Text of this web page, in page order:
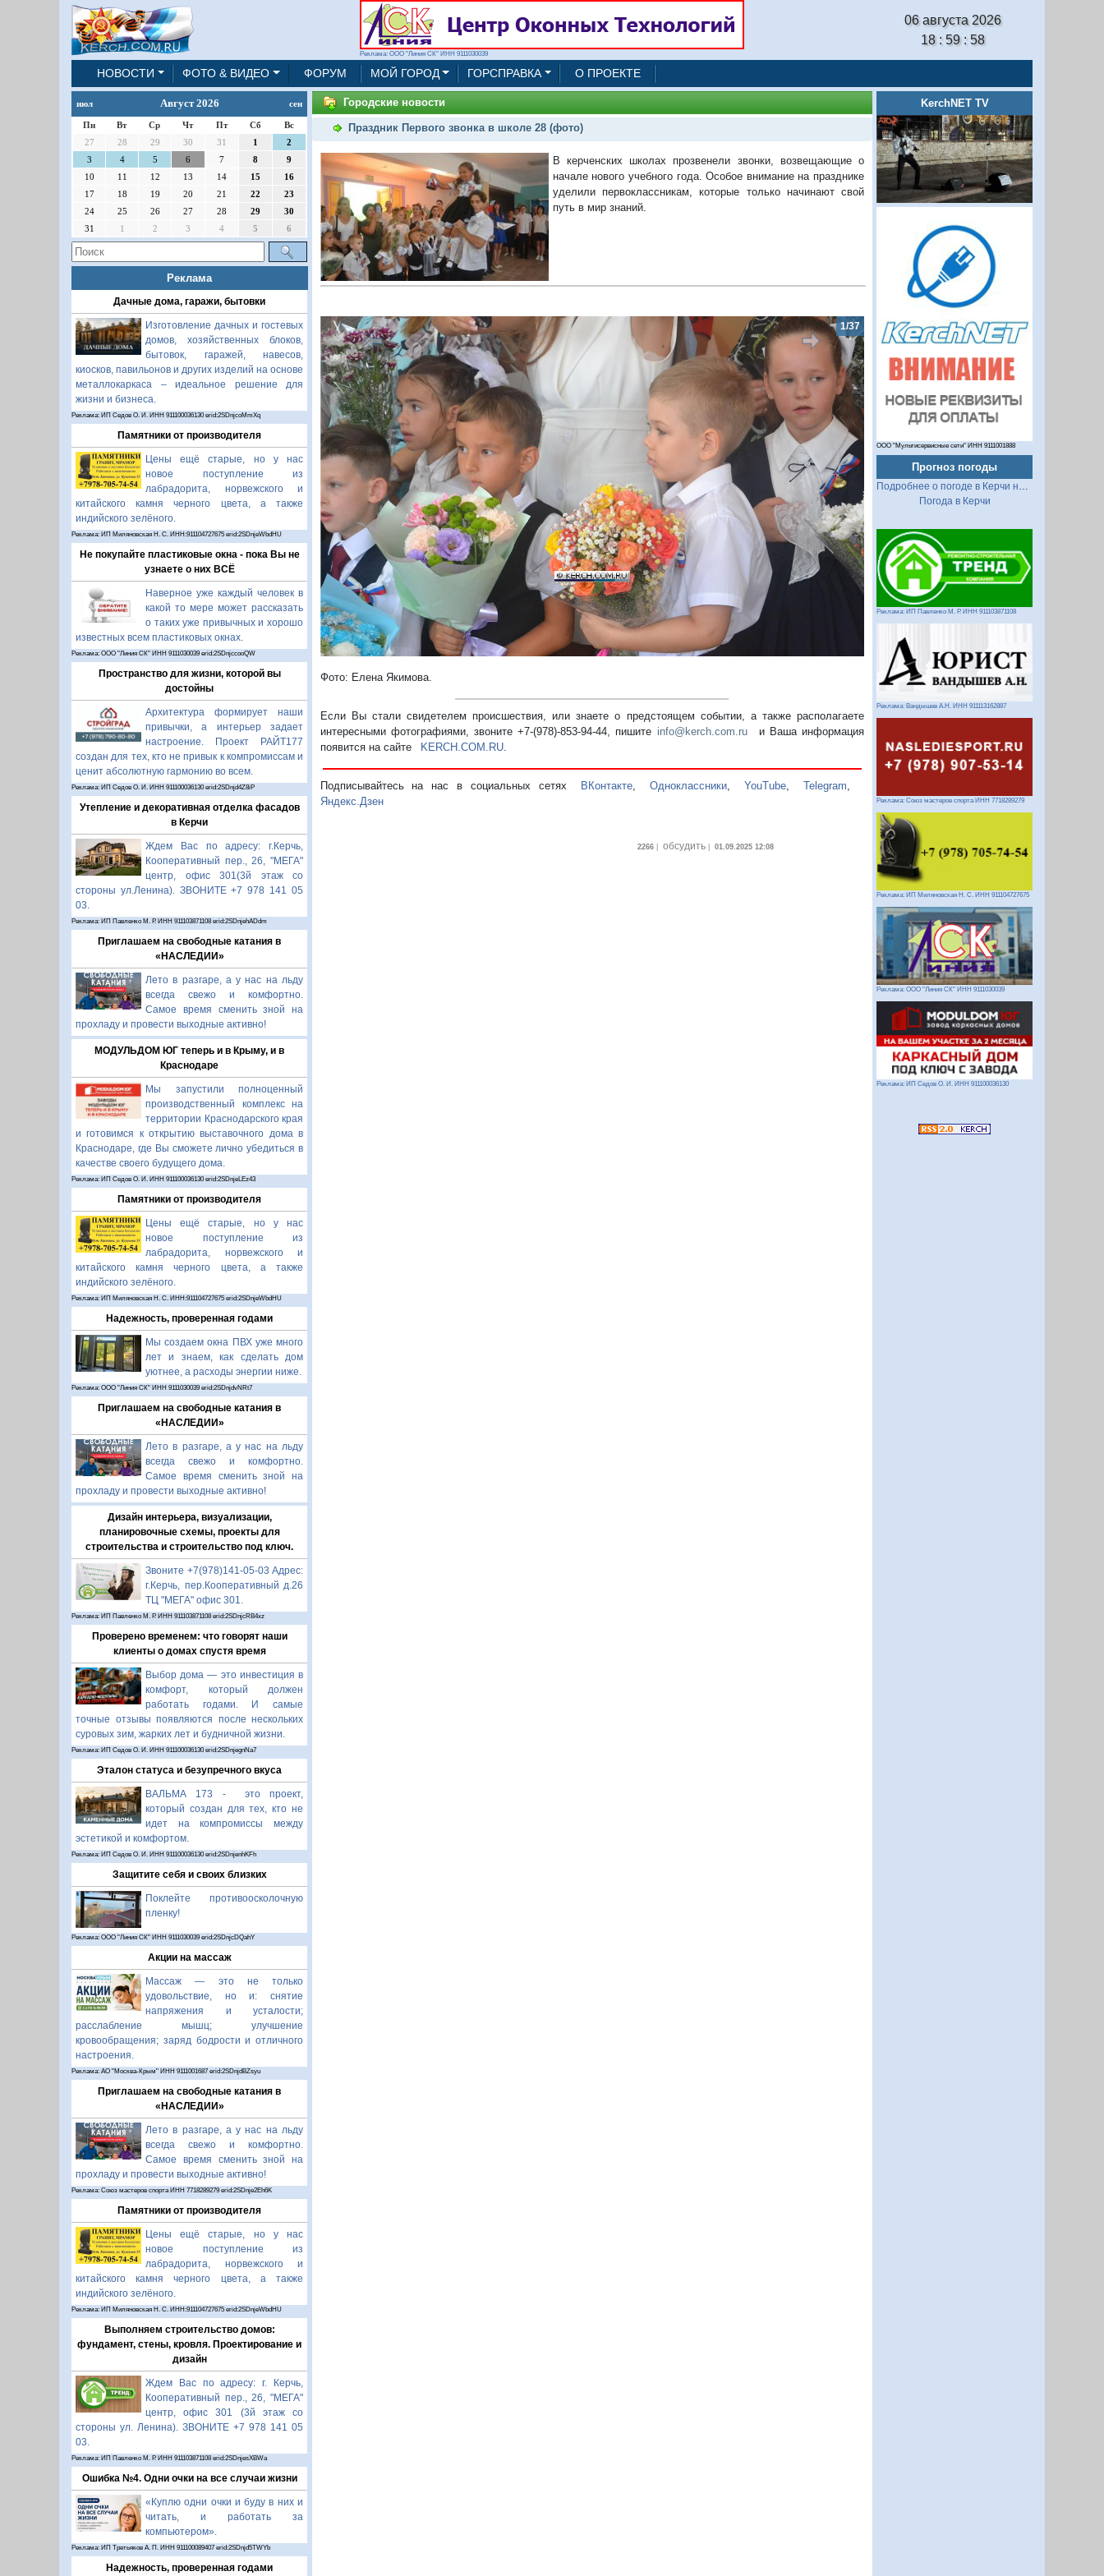
Реклама: ООО "Линия СК" ИНН 9111030039
06 августа 2026
18 : 59 : 59
НОВОСТИ ФОТО & ВИДЕО ФОРУМ МОЙ ГОРОД ГОРСПРАВКА О ПРОЕКТЕ
июл Август 2026 сен
Пн Вт Ср Чт Пт Сб
Вс
27
28 29 30 31 1
2
3
4 5 6 7 8
9
10
11 12 13 14 15
16
17
18 19 20 21 22
23
24
25 26 27 28 29
30
31
1 2 3 4 5 6
Реклама
Дачные дома, гаражи, бытовки
Изготовление дачных и гостевых
домов, хозяйственных блоков,
бытовок, гаражей, навесов,
киосков, павильонов и других изделий на основе
металлокаркаса – идеальное решение для
жизни и бизнеса.
Реклама: ИП Седов О. И. ИНН 911100036130 erid:2SDnjcoMmXq
Памятники от производителя
Цены ещё старые, но у нас
новое поступление из
лабрадорита, норвежского и
китайского камня черного цвета, а также
индийского зелёного.
Реклама: ИП Миляновская Н. С. ИНН:911104727675 erid:2SDnjeWbdHU
Не покупайте пластиковые окна - пока Вы не
узнаете о них ВСЁ
Наверное уже каждый человек в
какой то мере может рассказать
о таких уже привычных и хорошо
известных всем пластиковых окнах.
Реклама: ООО "Линия СК" ИНН 9111030039 erid:2SDnjccooQW
Пространство для жизни, которой вы
достойны
Архитектура формирует наши
привычки, а интерьер задает
настроение. Проект РАЙТ177
создан для тех, кто не привык к компромиссам и
ценит абсолютную гармонию во всем.
Реклама: ИП Седов О. И. ИНН 911100036130 erid:2SDnjd4Z8iP
Утепление и декоративная отделка фасадов
в Керчи
Ждем Вас по адресу: г.Керчь,
Кооперативный пер., 26, "МЕГА"
центр, офис 301(3й этаж со
стороны ул.Ленина). ЗВОНИТЕ +7 978 141 05
03.
Реклама: ИП Павленко М. Р. ИНН 911103871108 erid:2SDnjehADdm
Приглашаем на свободные катания в
«НАСЛЕДИИ»
Лето в разгаре, а у нас на льду
всегда свежо и комфортно.
Самое время сменить зной на
прохладу и провести выходные активно!
МОДУЛЬДОМ ЮГ теперь и в Крыму, и в
Краснодаре
Мы запустили полноценный
производственный комплекс на
территории Краснодарского края
и готовимся к открытию выставочного дома в
Краснодаре, где Вы сможете лично убедиться в
качестве своего будущего дома.
Реклама: ИП Седов О. И. ИНН 911100036130 erid:2SDnjeLEz43
Памятники от производителя
Цены ещё старые, но у нас
новое поступление из
лабрадорита, норвежского и
китайского камня черного цвета, а также
индийского зелёного.
Реклама: ИП Миляновская Н. С. ИНН:911104727675 erid:2SDnjeWbdHU
Надежность, проверенная годами
Мы создаем окна ПВХ уже много
лет и знаем, как сделать дом
уютнее, а расходы энергии ниже.
Реклама: ООО "Линия СК" ИНН 9111030039 erid:2SDnjdvNRt7
Приглашаем на свободные катания в
«НАСЛЕДИИ»
Лето в разгаре, а у нас на льду
всегда свежо и комфортно.
Самое время сменить зной на
прохладу и провести выходные активно!
Дизайн интерьера, визуализации,
планировочные схемы, проекты для
строительства и строительство под ключ.
Звоните +7(978)141-05-03 Адрес:
г.Керчь, пер.Кооперативный д.26
ТЦ "МЕГА" офис 301.
Реклама: ИП Павленко М. Р. ИНН 911103871108 erid:2SDnjcRB4xz
Проверено временем: что говорят наши
клиенты о домах спустя время
Выбор дома — это инвестиция в
комфорт, который должен
работать годами. И самые
точные отзывы появляются после нескольких
суровых зим, жарких лет и будничной жизни.
Реклама: ИП Седов О. И. ИНН 911100036130 erid:2SDnjegnNa7
Эталон статуса и безупречного вкуса
ВАЛЬМА 173 - это проект,
который создан для тех, кто не
идет на компромиссы между
эстетикой и комфортом.
Реклама: ИП Седов О. И. ИНН 911100036130 erid:2SDnjenhKFh
Защитите себя и своих близких
Поклейте противоосколочную
пленку!
Реклама: ООО "Линия СК" ИНН 9111030039 erid:2SDnjcDQahY
Акции на массаж
Массаж — это не только
удовольствие, но и: снятие
напряжения и усталости;
расслабление мышц; улучшение
кровообращения; заряд бодрости и отличного
настроения.
Реклама: АО "Москва-Крым" ИНН 9111001687 erid:2SDnjdBZsyu
Приглашаем на свободные катания в
«НАСЛЕДИИ»
Лето в разгаре, а у нас на льду
всегда свежо и комфортно.
Самое время сменить зной на
прохладу и провести выходные активно!
Реклама: Союз мастеров спорта ИНН 7718289279 erid:2SDnje2Eh6K
Памятники от производителя
Цены ещё старые, но у нас
новое поступление из
лабрадорита, норвежского и
китайского камня черного цвета, а также
индийского зелёного.
Реклама: ИП Миляновская Н. С. ИНН:911104727675 erid:2SDnjeWbdHU
Выполняем строительство домов:
фундамент, стены, кровля. Проектирование и
дизайн
Ждем Вас по адресу: г. Керчь,
Кооперативный пер., 26, "МЕГА"
центр, офис 301 (3й этаж со
стороны ул. Ленина). ЗВОНИТЕ +7 978 141 05
03.
Реклама: ИП Павленко М. Р. ИНН 911103871108 erid:2SDnjesXBWa
Ошибка №4. Одни очки на все случаи жизни
«Куплю одни очки и буду в них и
читать, и работать за
компьютером».
Реклама: ИП Третьяков А. П. ИНН 911100089407 erid:2SDnjd5TWYb
Надежность, проверенная годами
Городские новости
Праздник Первого звонка в школе 28 (фото)
В керченских школах прозвенели звонки, возвещающие о
начале нового учебного года. Особое внимание на празднике
уделили первоклассникам, которые только начинают свой
путь в мир знаний.
1/37
Предыдущий Следующий
Фото: Елена Якимова.
Если Вы стали свидетелем происшествия, или знаете о предстоящем событии, а также располагаете
интересными фотографиями, звоните +7-(978)-853-94-44, пишите info@kerch.com.ru и Ваша информация
появится на сайте
KERCH.COM.RU.
Подписывайтесь на нас в социальных сетях ВКонтакте, Одноклассники,YouTube,Telegram,
Яндекс.Дзен
2266| обсудить| 01.09.2025 12:08
KerchNET TV
ООО "Мультисервисные сети" ИНН 9111001888
Прогноз погоды
Подробнее о погоде в Керчи на 2 недели
Погода в Керчи
Реклама: ИП Павленко М. Р. ИНН 911103871108
Реклама: Вандышев А.Н. ИНН 911113162887
Реклама: Союз мастеров спорта ИНН 7718289279
Реклама: ИП Миляновская Н. С. ИНН 911104727675
Реклама: ООО "Линия СК" ИНН 9111030039
Реклама: ИП Седов О. И. ИНН 911100036130